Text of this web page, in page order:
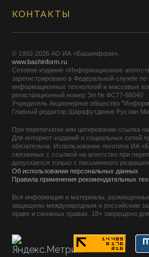
КОНТАКТЫ
© 1992-2026 АО ИА «Башинформ».
www.bashinform.ru
Сетевое издание «Информационное
зарегистрировано в Федеральной службе по
информационных технологий и массовых
регистрационный номер Эл № ФС77-88040
Учредитель Акционерное общество
Главный редактор Шарафутдинов Руслан
При перепечатке или цитировании ссылка
Для интернет-изданий и социальных сетей
обязательна. Использование логотипа ИА
связанных с ссылкой на агентство при
допускается только с письменного
Об использовании персональных данных
Правила применения рекомендательных
Вся информация и материалы,
защищены международным и российским
праве и смежных правах. 18+ запрещено для